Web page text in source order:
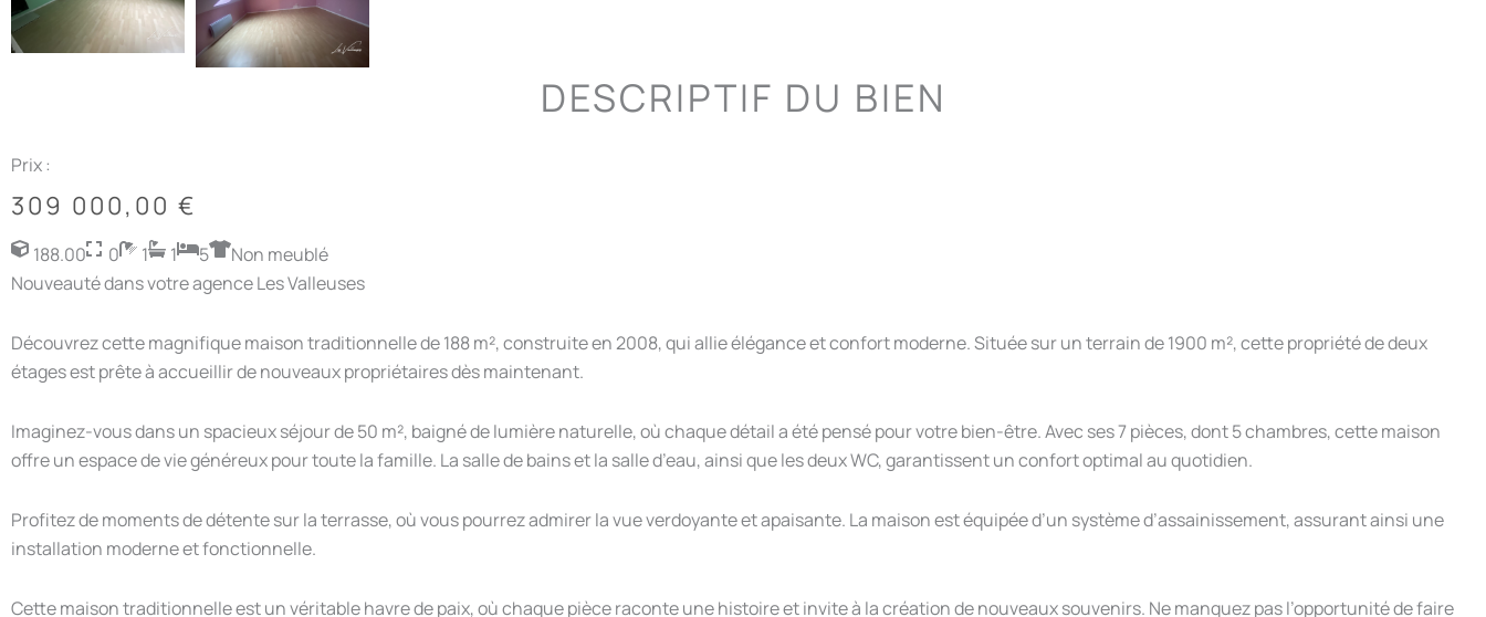
DESCRIPTIF DU BIEN
Prix :
309 000,00 €
188.00 0 1 1 5
Non meublé
Nouveauté dans votre agence Les Valleuses
Découvrez cette magnifique maison traditionnelle de 188 m², construite en 2008, qui allie élégance et confort moderne. Située sur un terrain de 1900 m², cette propriété de deux
étages est prête à accueillir de nouveaux propriétaires dès maintenant.
Imaginez-vous dans un spacieux séjour de 50 m², baigné de lumière naturelle, où chaque détail a été pensé pour votre bien-être. Avec ses 7 pièces, dont 5 chambres, cette maison
offre un espace de vie généreux pour toute la famille. La salle de bains et la salle d’eau, ainsi que les deux WC, garantissent un confort optimal au quotidien.
Profitez de moments de détente sur la terrasse, où vous pourrez admirer la vue verdoyante et apaisante. La maison est équipée d’un système d’assainissement, assurant ainsi une
installation moderne et fonctionnelle.
Cette maison traditionnelle est un véritable havre de paix, où chaque pièce raconte une histoire et invite à la création de nouveaux souvenirs. Ne manquez pas l’opportunité de faire